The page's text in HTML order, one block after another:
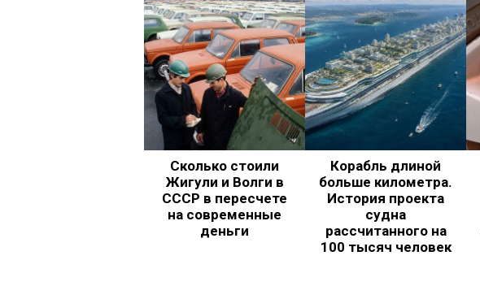
Сколько стоили
Жигули и Волги в
СССР в пересчете
на современные
деньги
Корабль длиной
больше километра.
История проекта
судна
рассчитанного на
100 тысяч человек